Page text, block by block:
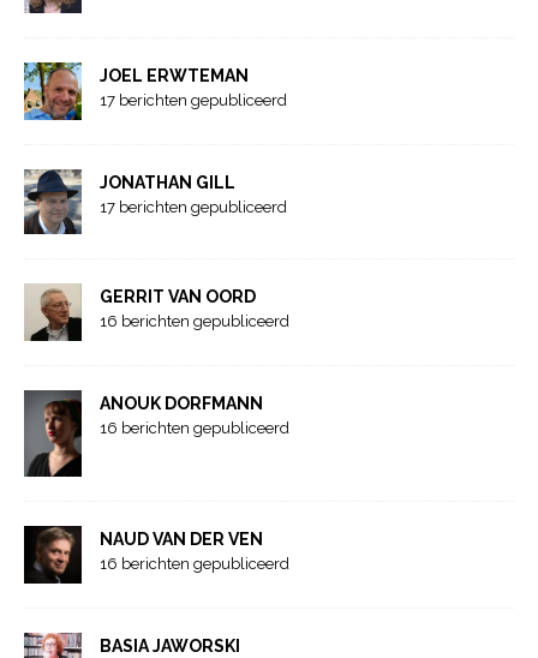
JOEL ERWTEMAN
17 berichten gepubliceerd
JONATHAN GILL
17 berichten gepubliceerd
GERRIT VAN OORD
16 berichten gepubliceerd
ANOUK DORFMANN
16 berichten gepubliceerd
NAUD VAN DER VEN
16 berichten gepubliceerd
BASIA JAWORSKI